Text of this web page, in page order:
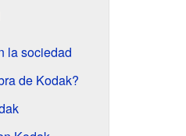
la sociedad
de Kodak?